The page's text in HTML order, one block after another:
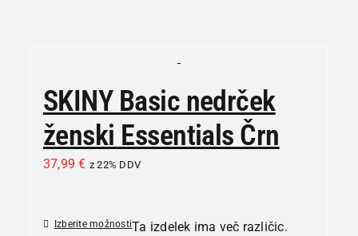
SKINY Basic nedrček
ženski Essentials Črn
37,99€ z 22% DDV
Izberite možnostiTa izdelek ima več različic.